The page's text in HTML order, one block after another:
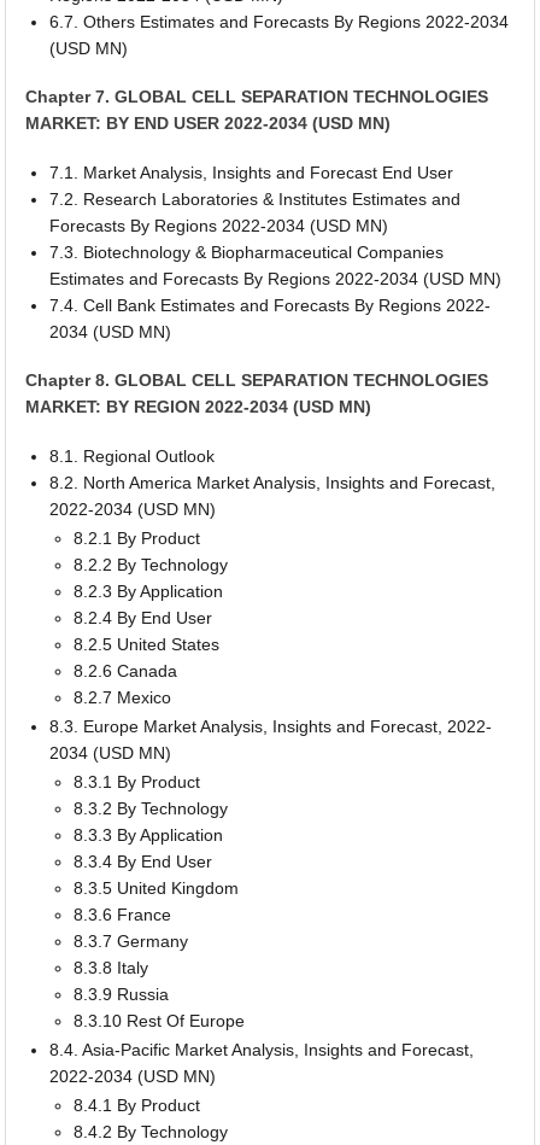
6.7. Others Estimates and Forecasts By Regions 2022-2034
(USD MN)
Chapter 7. GLOBAL CELL SEPARATION TECHNOLOGIES
MARKET: BY END USER 2022-2034 (USD MN)
7.1. Market Analysis, Insights and Forecast End User
7.2. Research Laboratories & Institutes Estimates and
Forecasts By Regions 2022-2034 (USD MN)
7.3. Biotechnology & Biopharmaceutical Companies
Estimates and Forecasts By Regions 2022-2034 (USD MN)
7.4. Cell Bank Estimates and Forecasts By Regions 2022-
2034 (USD MN)
Chapter 8. GLOBAL CELL SEPARATION TECHNOLOGIES
MARKET: BY REGION 2022-2034 (USD MN)
8.1. Regional Outlook
8.2. North America Market Analysis, Insights and Forecast,
2022-2034 (USD MN)
8.2.1 By Product
8.2.2 By Technology
8.2.3 By Application
8.2.4 By End User
8.2.5 United States
8.2.6 Canada
8.2.7 Mexico
8.3. Europe Market Analysis, Insights and Forecast, 2022-
2034 (USD MN)
8.3.1 By Product
8.3.2 By Technology
8.3.3 By Application
8.3.4 By End User
8.3.5 United Kingdom
8.3.6 France
8.3.7 Germany
8.3.8 Italy
8.3.9 Russia
8.3.10 Rest Of Europe
8.4. Asia-Pacific Market Analysis, Insights and Forecast,
2022-2034 (USD MN)
8.4.1 By Product
8.4.2 By Technology